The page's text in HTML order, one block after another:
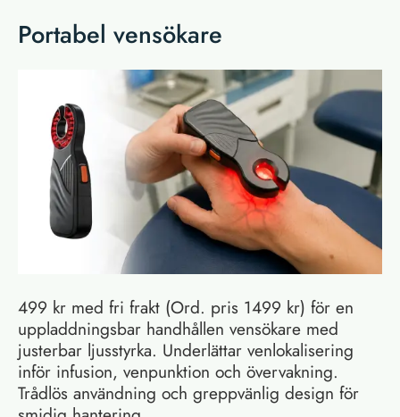
Portabel vensökare
499 kr med fri frakt (Ord. pris 1499 kr) för en
uppladdningsbar handhållen vensökare med
justerbar ljusstyrka. Underlättar venlokalisering
inför infusion, venpunktion och övervakning.
Trådlös användning och greppvänlig design för